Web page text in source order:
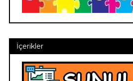
İçerikler